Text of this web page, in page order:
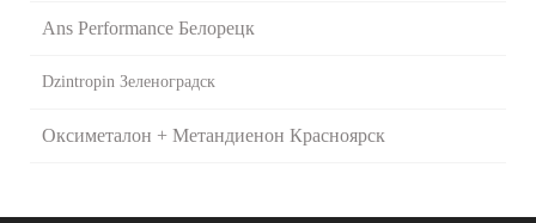
Ans Performance Белорецк
Dzintropin Зеленоградск
Оксиметалон + Метандиенон Красноярск